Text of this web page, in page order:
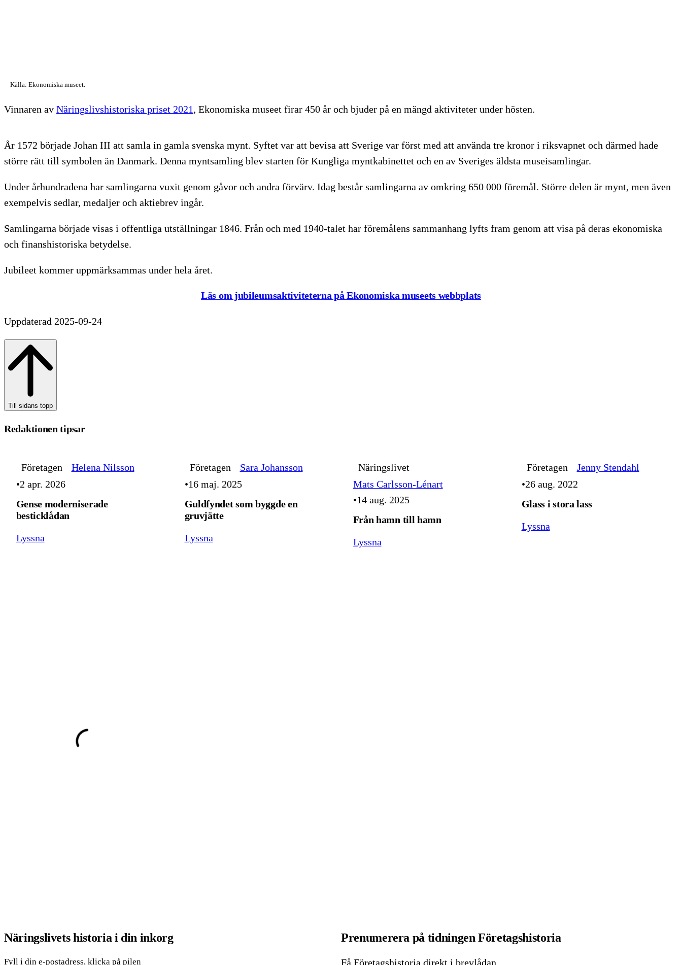
Källa: Ekonomiska museet.
Vinnaren av Näringslivshistoriska priset 2021, Ekonomiska museet firar 450 år och bjuder på en mängd aktiviteter under hösten.
År 1572 började Johan III att samla in gamla svenska mynt. Syftet var att bevisa att Sverige var först med att använda tre kronor i riksvapnet och därmed hade
större rätt till symbolen än Danmark. Denna myntsamling blev starten för Kungliga myntkabinettet och en av Sveriges äldsta museisamlingar.
Under århundradena har samlingarna vuxit genom gåvor och andra förvärv. Idag består samlingarna av omkring 650 000 föremål. Större delen är mynt, men även
exempelvis sedlar, medaljer och aktiebrev ingår.
Samlingarna började visas i offentliga utställningar 1846. Från och med 1940-talet har föremålens sammanhang lyfts fram genom att visa på deras ekonomiska
och finanshistoriska betydelse.
Jubileet kommer uppmärksammas under hela året.
Läs om jubileumsaktiviteterna på Ekonomiska museets webbplats
Uppdaterad 2025-09-24
Till sidans topp
Redaktionen tipsar
Företagen
Helena Nilsson
2 apr. 2026
Gense moderniserade
besticklådan
Lyssna
Företagen
Sara Johansson
16 maj. 2025
Guldfyndet som byggde en
gruvjätte
Lyssna
Näringslivet
Mats Carlsson-Lénart
14 aug. 2025
Från hamn till hamn
Lyssna
Företagen
Jenny Stendahl
26 aug. 2022
Glass i stora lass
Lyssna
Näringslivets historia i din inkorg
Fyll i din e-postadress, klicka på pilen
Prenumerera på tidningen Företagshistoria
Få Företagshistoria direkt i brevlådan